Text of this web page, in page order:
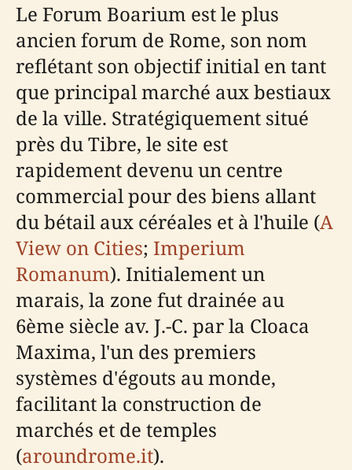
Le Forum Boarium est le plus
ancien forum de Rome, son nom
reflétant son objectif initial en tant
que principal marché aux bestiaux
de la ville. Stratégiquement situé
près du Tibre, le site est
rapidement devenu un centre
commercial pour des biens allant
du bétail aux céréales et à l'huile (A
View on Cities; Imperium
Romanum). Initialement un
marais, la zone fut drainée au
6ème siècle av. J.-C. par la Cloaca
Maxima, l'un des premiers
systèmes d'égouts au monde,
facilitant la construction de
marchés et de temples
(aroundrome.it).